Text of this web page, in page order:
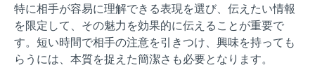
特に相手が容易に理解できる表現を選び、伝えたい情報
を限定して、その魅力を効果的に伝えることが重要で
す。短い時間で相手の注意を引きつけ、興味を持っても
らうには、本質を捉えた簡潔さも必要となります。